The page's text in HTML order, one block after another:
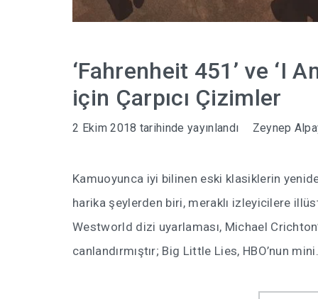
‘Fahrenheit 451’ ve ‘I
için Çarpıcı Çizimler
2 Ekim 2018 tarihinde yayınlandı Zeynep
Kamuoyunca iyi bilinen eski klasiklerin
harika şeylerden biri, meraklı izleyicilere
Westworld dizi uyarlaması, Michael
canlandırmıştır; Big Little Lies, HBO’nun